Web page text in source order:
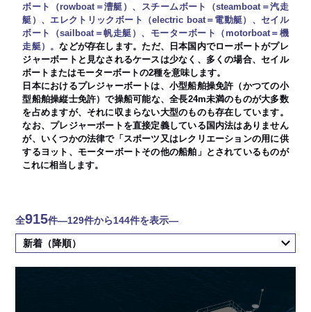
ボート（rowboat＝漕艇）、スチームボート（steamboat＝汽走
艇）、エレクトリックボート（electric boat＝電動艇）、セイル
ボート（sailboat＝帆走艇）、モーターボート（motorboat＝機
走艇）。などが存在します。ただ、日本国内でローボートがプレ
ジャーボートと見なされるケースは少なく、多くの場合、セイル
ボートまたはモーターボートの2種を意味します。
日本におけるプレジャーボートは、小型船舶操免許（かつての小
型船舶操縦士免許）で操船可能な、全長24m未満のものが大多数
を占めますが、それに収まらない大型のものも存在しています。
なお、プレジャーボートを直接定義している国内法はありません
が、いくつかの法律で「スポーツ又はレクリエーションの用に供
するヨット、モーターボートその他の船舶」とされているものが
これに相当します。
全915件―129件から144件を表示―